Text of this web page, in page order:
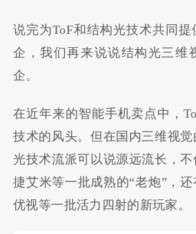
说完为ToF和结构光技术共同提
企，我们再来说说结构光三维
企。
在近年来的智能手机卖点中，
技术的风头。但在国内三维视
光技术流派可以说源远流长，
捷艾米等一批成熟的“老炮”，
优视等一批活力四射的新玩家。